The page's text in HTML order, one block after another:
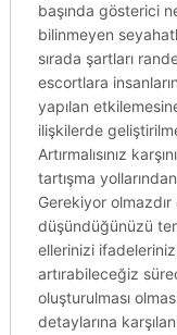
başında gösterici
bilinmeyen
sırada şartları
escortlara
yapılan
ilişkilerde
Artırmalısınız
tartışma
Gerekiyor
düşündüğünüzü
ellerinizi
artırabileceğiz
oluşturulması
detaylarına